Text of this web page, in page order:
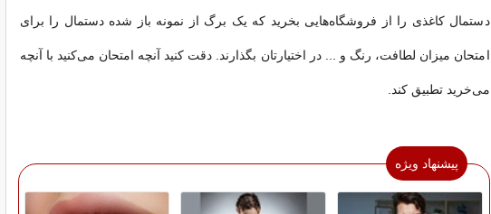
دستمال کاغذی را از فروشگاه‌هایی بخرید که یک برگ از نمونه باز شده دستمال را برای
امتحان میزان لطافت، رنگ و ... در اختیارتان بگذارند. دقت کنید آنچه امتحان می‌کنید با آنچه
می‌خرید تطبیق کند.
پیشنهاد ویژه